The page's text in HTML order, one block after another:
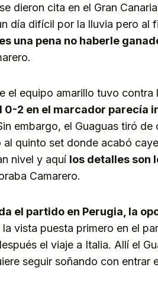
dieron cita en el Gran
día difícil por la lluvia pero al
una pena no haberle
el equipo amarillo tuvo
0-2 en el marcador parecía
embargo, el Guaguas tiró
al quinto set donde acabó
nivel y aquí los detalles son
Camarero.
el partido en Perugia, la
la vista puesta primero en el
el viaje a Italia. Allí el
seguir soñando con entrar